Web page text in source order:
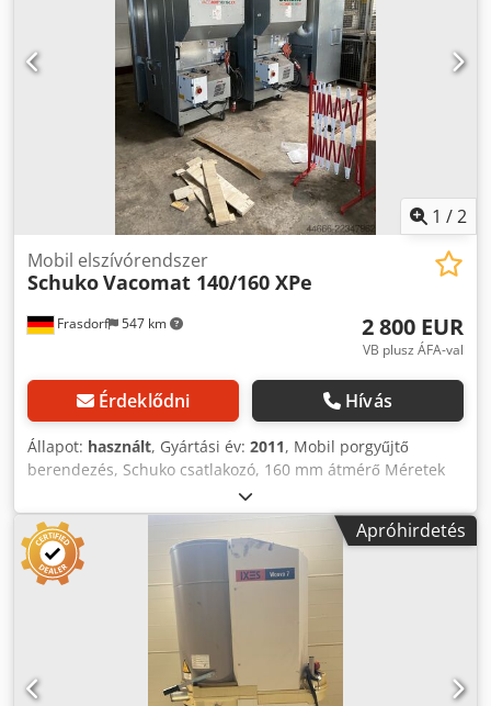
1 /2
Frasdorf 547 km
Mobil elszívórendszer
SchukoVacomat 140/160 XPe
2 800 EUR
VB plusz ÁFA-val
Érdeklődni Hívás
Állapot: használt, Gyártási év: 2011, Mobil porgyűjtő
berendezés, Schuko csatlakozó, 160 mm átmérő Méretek
(H/SZ/M) mm: 2045x870x2125 Dodpfjzmag Iex Akljck
Teljesítmény kW: 2,2
Apróhirdetés